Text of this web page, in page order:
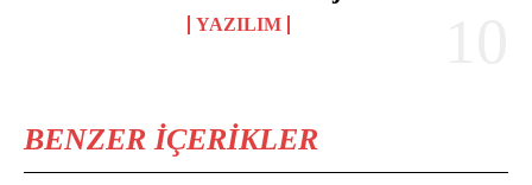
YAZILIM
BENZER İÇERIKLER